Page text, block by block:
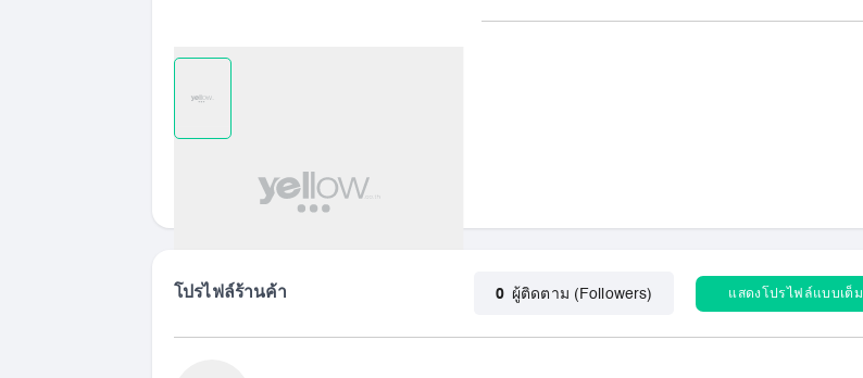
รายการที่ชอบ แชร์
โปรไฟล์ร้านค้า 0 ผู้ติดตาม (Followers) แสดงโปรไฟล์แบบเต็ม